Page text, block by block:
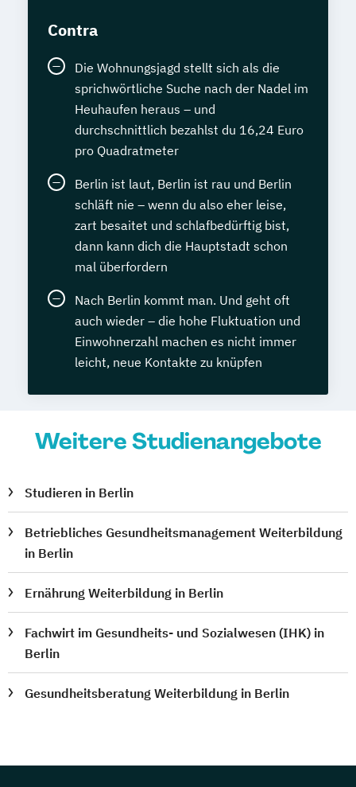
Contra
Die Wohnungsjagd stellt sich als die
sprichwörtliche Suche nach der Nadel im
Heuhaufen heraus – und
durchschnittlich bezahlst du 16,24 Euro
pro Quadratmeter
Berlin ist laut, Berlin ist rau und Berlin
schläft nie – wenn du also eher leise,
zart besaitet und schlafbedürftig bist,
dann kann dich die Hauptstadt schon
mal überfordern
Nach Berlin kommt man. Und geht oft
auch wieder – die hohe Fluktuation und
Einwohnerzahl machen es nicht immer
leicht, neue Kontakte zu knüpfen
Weitere Studienangebote
Studieren in Berlin
Betriebliches Gesundheitsmanagement Weiterbildung
in Berlin
Ernährung Weiterbildung in Berlin
Fachwirt im Gesundheits- und Sozialwesen (IHK) in
Berlin
Gesundheitsberatung Weiterbildung in Berlin